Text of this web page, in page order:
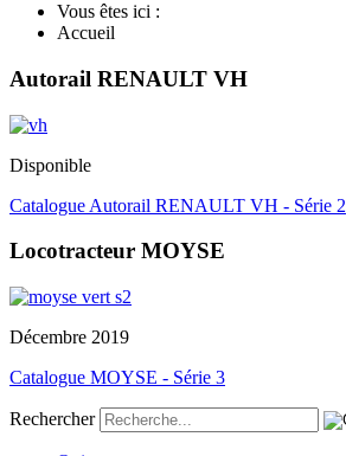
Vous êtes ici :
Accueil
Autorail RENAULT VH
Disponible
Catalogue Autorail RENAULT VH - Série 2
Locotracteur MOYSE
Décembre 2019
Catalogue MOYSE - Série 3
Rechercher